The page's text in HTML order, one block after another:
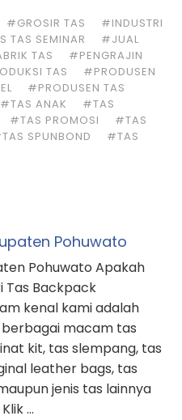
#GROSIR TAS
#INDUSTRI
TAS SEMINAR
#JUAL
TAS
#PENGRAJIN
TAS
#PRODUSEN
#PRODUSEN TAS
#TAS ANAK
#TAS
#TAS PROMOSI
#TAS
SPUNBOND
#TAS
Pohuwato
Pohuwato Apakah
Tas Backpack
kenal kami adalah
macam tas
kit, tas slempang, tas
leather bags, tas
jenis tas lainnya
…